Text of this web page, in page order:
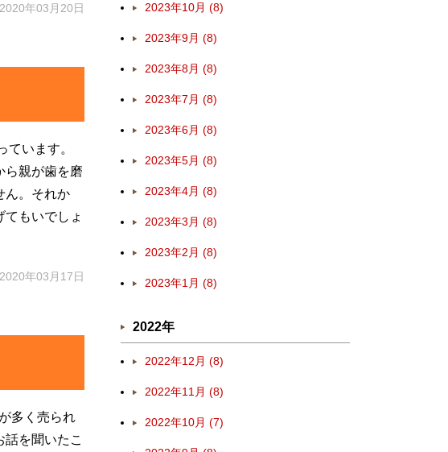
2020年03月20日
います。
ら親が歯を磨
ん。それか
もいでしょ
2020年03月17日
多く売られ
を聞いたこ
2023年10月 (8)
2023年9月 (8)
2023年8月 (8)
2023年7月 (8)
2023年6月 (8)
2023年5月 (8)
2023年4月 (8)
2023年3月 (8)
2023年2月 (8)
2023年1月 (8)
2022年
2022年12月 (8)
2022年11月 (8)
2022年10月 (7)